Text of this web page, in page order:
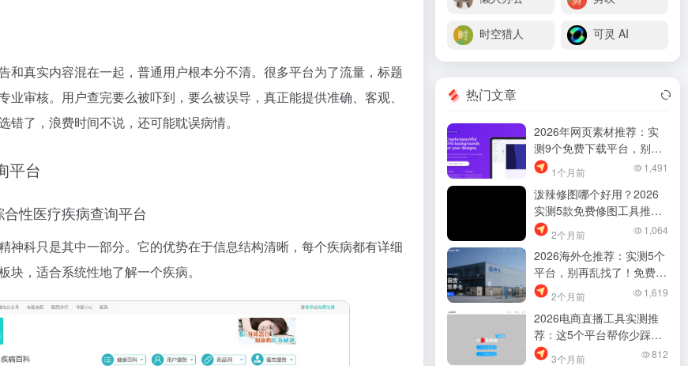
和真实内容混在一起，普通用户根本分不清。很多平台为了流量，标题
业审核。用户查完要么被吓到，要么被误导，真正能提供准确、客观、
错了，浪费时间不说，还可能耽误病情。
平台
性医疗疾病查询平台
神科只是其中一部分。它的优势在于信息结构清晰，每个疾病都有详细
块，适合系统性地了解一个疾病。
时空猎人 可灵 AI
热门文章
2026年网页素材推荐：实
测9个免费下载平台，别再
乱找了！1个月前 1,491
泼辣修图哪个好用？2026
实测5款免费修图工具推
荐，别再乱找了
2个月前 1,064
2026海外仓推荐：实测5个
平台，别再乱找了！免费仓
储方案哪个好？
2个月前 1,619
2026电商直播工具实测推
荐：这5个平台帮你少踩
坑，效率差距明显
3个月前 812